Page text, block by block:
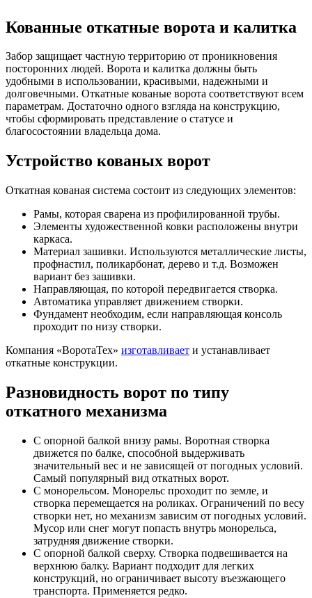
Кованные откатные ворота и калитка
Забор защищает частную территорию от проникновения
посторонних людей. Ворота и калитка должны быть
удобными в использовании, красивыми, надежными и
долговечными. Откатные кованые ворота соответствуют всем
параметрам. Достаточно одного взгляда на конструкцию,
чтобы сформировать представление о статусе и
благосостоянии владельца дома.
Устройство кованых ворот
Откатная кованая система состоит из следующих элементов:
Рамы, которая сварена из профилированной трубы.
Элементы художественной ковки расположены внутри
каркаса.
Материал зашивки. Используются металлические листы,
профнастил, поликарбонат, дерево и т.д. Возможен
вариант без зашивки.
Направляющая, по которой передвигается створка.
Автоматика управляет движением створки.
Фундамент необходим, если направляющая консоль
проходит по низу створки.
Компания «ВоротаТех» изготавливает и устанавливает
откатные конструкции.
Разновидность ворот по типу
откатного механизма
С опорной балкой внизу рамы. Воротная створка
движется по балке, способной выдерживать
значительный вес и не зависящей от погодных условий.
Самый популярный вид откатных ворот.
С монорельсом. Монорельс проходит по земле, и
створка перемещается на роликах. Ограничений по весу
створки нет, но механизм зависим от погодных условий.
Мусор или снег могут попасть внутрь монорельса,
затрудняя движение створки.
С опорной балкой сверху. Створка подвешивается на
верхнюю балку. Вариант подходит для легких
конструкций, но ограничивает высоту въезжающего
транспорта. Применяется редко.